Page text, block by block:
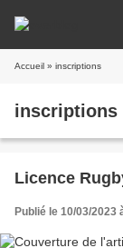
Accueil » inscriptions
inscriptions
Licence
Publié le 10/03/2023